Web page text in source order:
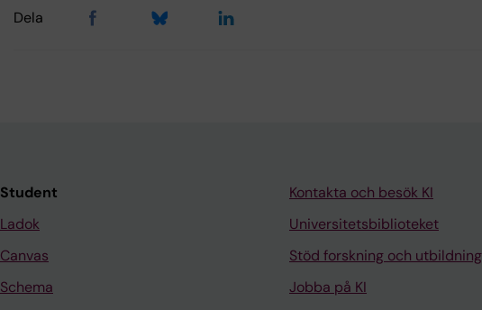
Dela
Student
Ladok
Canvas
Schema
Kontakta och besök KI
Universitetsbiblioteket
Stöd forskning och utbildning
Jobba på KI